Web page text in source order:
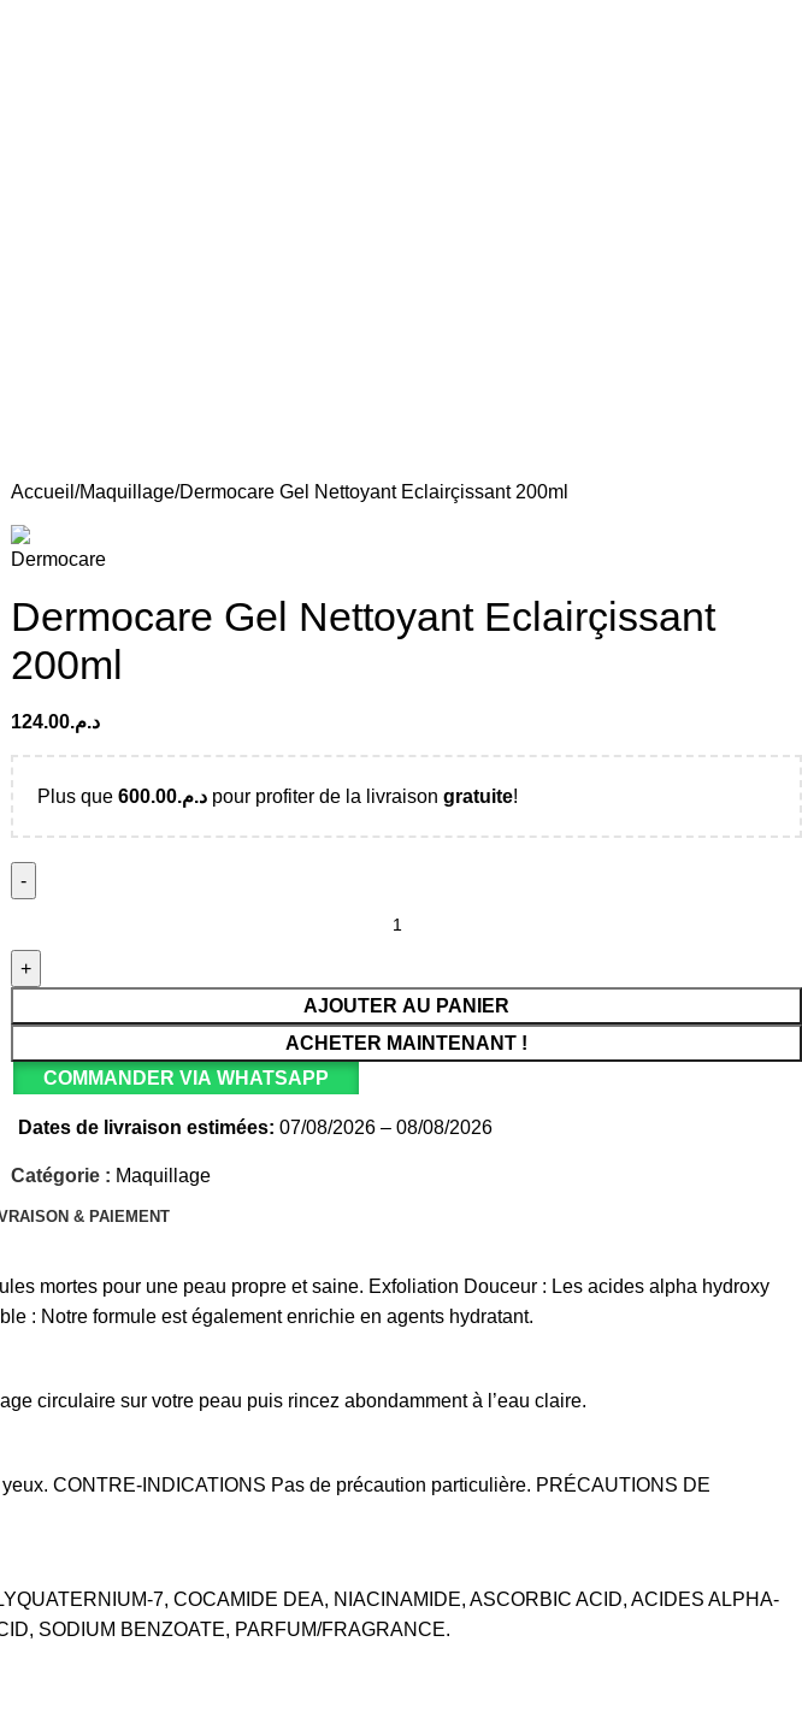
Accueil Maquillage Dermocare Gel Nettoyant Eclairçissant 200ml
Dermocare Gel Nettoyant Eclairçissant
200ml
د.م.124.00
Plus que د.م.600.00 pour profiter de la livraison gratuite!
AJOUTER AU PANIER
ACHETER MAINTENANT !
COMMANDER VIA WHATSAPP
Dates de livraison estimées: 07/08/2026 – 08/08/2026
Catégorie : Maquillage
& PAIEMENT
mortes pour une peau propre et saine. Exfoliation Douceur : Les acides alpha hydroxy
: Notre formule est également enrichie en agents hydratant.
circulaire sur votre peau puis rincez abondamment à l’eau claire.
CONTRE-INDICATIONS Pas de précaution particulière. PRÉCAUTIONS DE
7, COCAMIDE DEA, NIACINAMIDE, ASCORBIC ACID, ACIDES ALPHA-
SODIUM BENZOATE, PARFUM/FRAGRANCE.